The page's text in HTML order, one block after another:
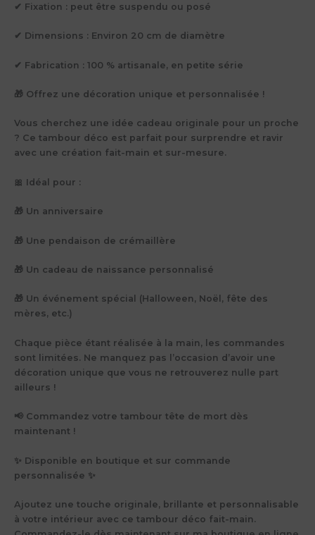
✔ Fixation : peut être suspendu ou posé
✔ Dimensions : Environ 20 cm de diamètre
✔ Fabrication : 100 % artisanale, en petite série
🎁 Offrez une décoration unique et personnalisée !
Vous cherchez une idée cadeau originale pour un proche
? Ce tambour déco est parfait pour surprendre et ravir
avec une création fait-main et sur-mesure.
🎀 Idéal pour :
🎁 Un anniversaire
🎁 Une pendaison de crémaillère
🎁 Un cadeau de naissance personnalisé
🎁 Un événement spécial (Halloween, Noël, fête des
mères, etc.)
Chaque pièce étant réalisée à la main, les commandes
sont limitées. Ne manquez pas l’occasion d’avoir une
décoration unique que vous ne retrouverez nulle part
ailleurs !
📢 Commandez votre tambour tête de mort dès
maintenant !
✨ Disponible en boutique et sur commande
personnalisée ✨
Ajoutez une touche originale, brillante et personnalisable
à votre intérieur avec ce tambour déco fait-main.